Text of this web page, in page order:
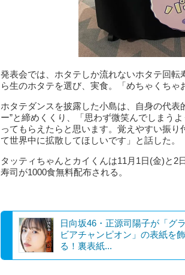
発表会では、ホタテしか流れないホタテ回
ら生のホタテを選び、実食。「めちゃくちゃ
ホタテダンスを披露した小島は、自身の代表
ー”と締めくくり、「思わず微笑んでしまう
ってもらえたらと思います。覚えやすい振
て世界中に拡散してほしいです」と話した。
タッティちゃんとカイくんは11月1日(金)と
寿司が1000食無料配布される。
日向坂46・正源司陽子が「グラ
ビアチャンピオン」の表紙を飾
る！裏表紙...